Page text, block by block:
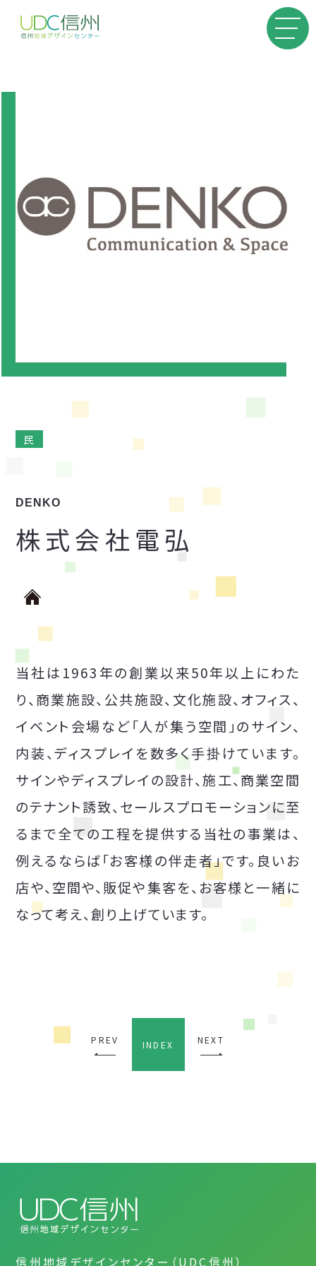
民
DENKO
株式会社電弘
当社は1963年の創業以来50年以上にわた
り、商業施設、公共施設、文化施設、オフィス、
イベント会場など「人が集う空間」のサイン、
内装、ディスプレイを数多く手掛けています。
サインやディスプレイの設計、施工、商業空間
のテナント誘致、セールスプロモーションに至
るまで全ての工程を提供する当社の事業は、
例えるならば「お客様の伴走者」です。良いお
店や、空間や、販促や集客を、お客様と一緒に
なって考え、創り上げています。
PREV INDEX NEXT
信州地域デザインセンター（UDC信州）